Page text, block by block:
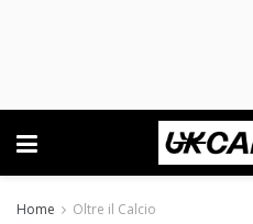
Home Oltre il Calcio